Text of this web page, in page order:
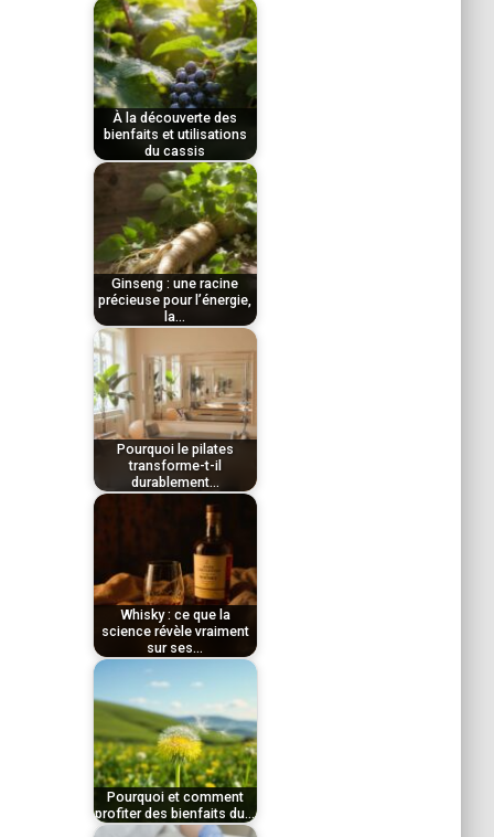
À la découverte des
bienfaits et utilisations
du cassis
par
décembre 11, 2025Le
cassis, petit fruit noir
aux propriétés
remarquables,
Ginseng : une racine
précieuse pour l’énergie,
la…
par
Tom
décembre 17, 2025Le
ginseng, racine
millénaire reconnue
pour ses propriétés
exceptionnelles, offre…
Pourquoi le pilates
transforme-t-il
durablement…
par
novembre 28, 2025 Le
pilates révolutionne
notre approche du
bien-être en combinant
Whisky : ce que la
science révèle vraiment
sur ses…
par
Tom
Pourquoi et comment
profiter des bienfaits du…